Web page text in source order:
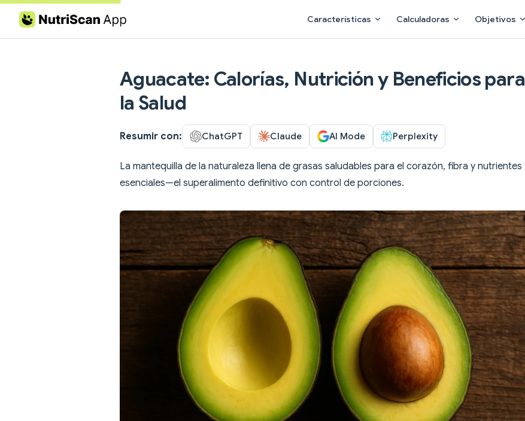
Skip to content Características Calculadoras Objetivos
Aguacate: Calorías, Nutrición y Beneficios para
la Salud
Resumir con: ChatGPT Claude AI Mode Perplexity
La mantequilla de la naturaleza llena de grasas saludables para el corazón, fibra y nutrientes
esenciales—el superalimento definitivo con control de porciones.